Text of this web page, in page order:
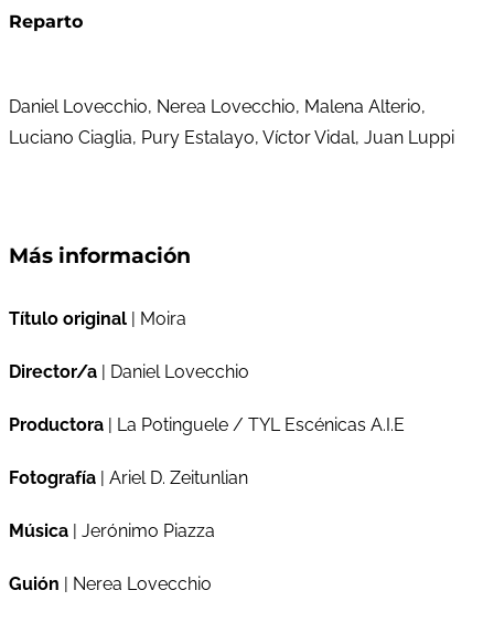
Reparto
Daniel Lovecchio, Nerea Lovecchio, Malena Alterio,
Luciano Ciaglia, Pury Estalayo, Víctor Vidal, Juan Luppi
Más información
Título original | Moira
Director/a | Daniel Lovecchio
Productora | La Potinguele / TYL Escénicas A.I.E
Fotografía | Ariel D. Zeitunlian
Música | Jerónimo Piazza
Guión | Nerea Lovecchio